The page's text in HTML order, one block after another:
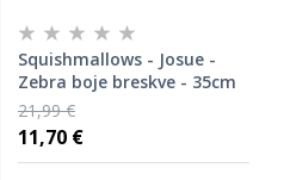
Squishmallows - Josue -
Zebra boje breskve - 35cm
21,99 €
11,70 €